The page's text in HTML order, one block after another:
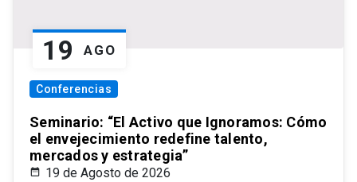
19 AGO
Conferencias
Seminario: “El Activo que Ignoramos: Cómo
el envejecimiento redefine talento,
mercados y estrategia”
19 de Agosto de 2026